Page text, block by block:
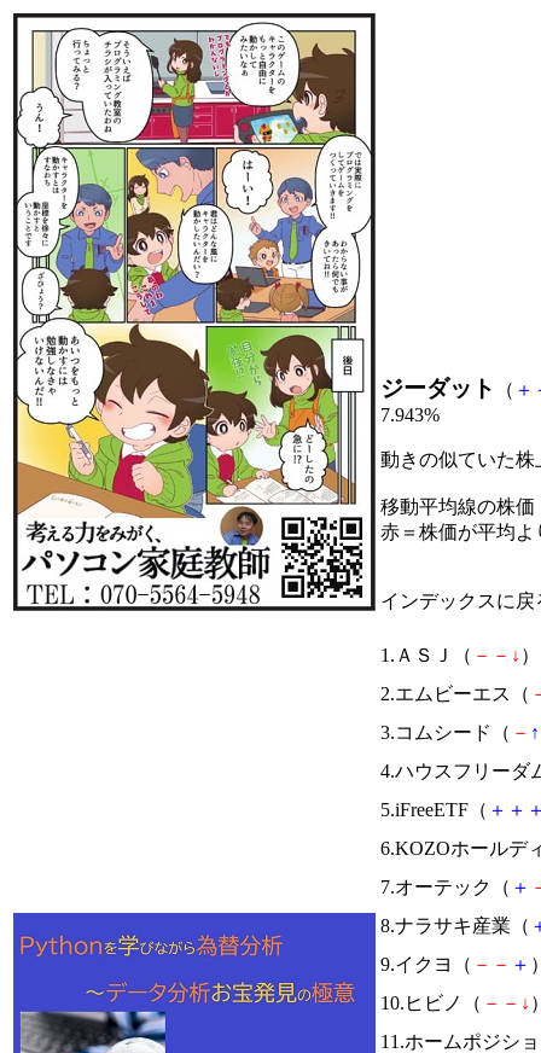
ジーダット （ ＋
7.943%
動きの似ていた
移動平均線の株価
赤＝株価が平均
インデックスに戻
1.ＡＳＪ（ － － ↓
2.エムビーエス（
3.コムシード（ － ↑
4.ハウスフリーダ
5.iFreeETF（ ＋ ＋
6.KOZOホールデ
7.オーテック（ ＋
8.ナラサキ産業（
9.イクヨ（ － － ＋
10.ヒビノ（ － － ↓
11.ホームポジシ